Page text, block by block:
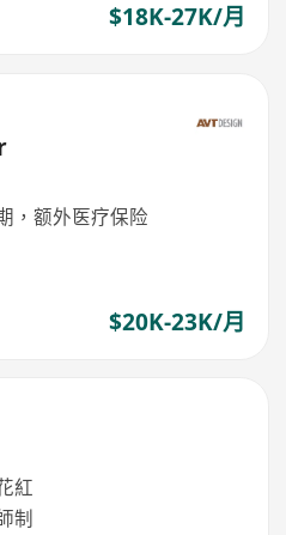
$18K-27K/月
，额外医疗保险
$20K-23K/月
紅
制